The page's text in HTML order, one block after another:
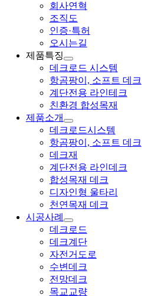
회사연혁
조직도
인증·특허
오시는길
제품특징
데크로드 시스템
항곰팡이, 소프트 데크
계단전용 라인테크
친환경 합성목재
제품소개
데크로드시스템
항곰팡이, 소프트 데크
데크재
계단전용 라인데크
합성목재 데크
디자인형 울타리
천연목재 데크
시공사례
데크로드
데크계단
자전거도로
수변데크
전망데크
목교교량